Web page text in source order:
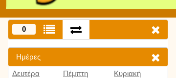
0
Ημέρες
Δευτέρα
Πέμπτη
Κυριακή